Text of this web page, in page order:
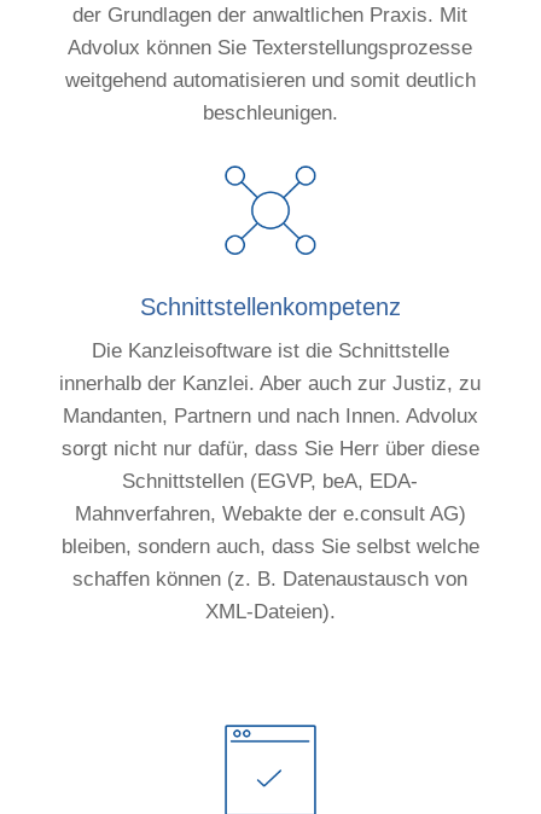
der Grundlagen der anwaltlichen Praxis. Mit
Advolux können Sie Texterstellungsprozesse
weitgehend automatisieren und somit deutlich
beschleunigen.
Schnittstellenkompetenz
Die Kanzleisoftware ist die Schnittstelle
innerhalb der Kanzlei. Aber auch zur Justiz, zu
Mandanten, Partnern und nach Innen. Advolux
sorgt nicht nur dafür, dass Sie Herr über diese
Schnittstellen (EGVP, beA, EDA-
Mahnverfahren, Webakte der e.consult AG)
bleiben, sondern auch, dass Sie selbst welche
schaffen können (z. B. Datenaustausch von
XML-Dateien).